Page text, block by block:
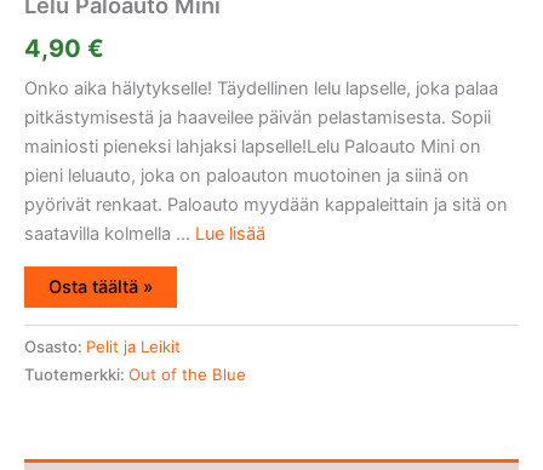
4,90 €
Onko aika hälytykselle! Täydellinen lelu lapselle, joka palaa
pitkästymisestä ja haaveilee päivän pelastamisesta. Sopii
mainiosti pieneksi lahjaksi lapselle!Lelu Paloauto Mini on
pieni leluauto, joka on paloauton muotoinen ja siinä on
pyörivät renkaat. Paloauto myydään kappaleittain ja sitä on
saatavilla kolmella ... Lue lisää
Osta täältä »
Osasto: Pelit ja Leikit
Tuotemerkki: Out of the Blue